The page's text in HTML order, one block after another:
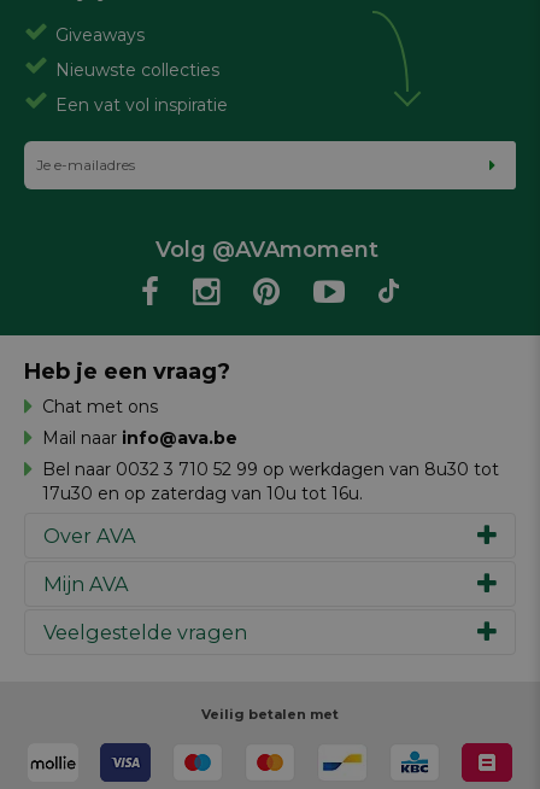
Giveaways
Nieuwste collecties
Een vat vol inspiratie
Volg @AVAmoment
Over AVA
Ons verhaal
Werken bij AVA
Mijn AVA
Inspiratie
Review schrijven
Veelgestelde vragen
Je retour
Heb je een vraag?
Chat met ons
Mail naar info@ava.be
Bel naar 0032 3 710 52 99 op werkdagen van 8u30 tot
17u30 en op zaterdag van 10u tot 16u.
Veilig betalen met